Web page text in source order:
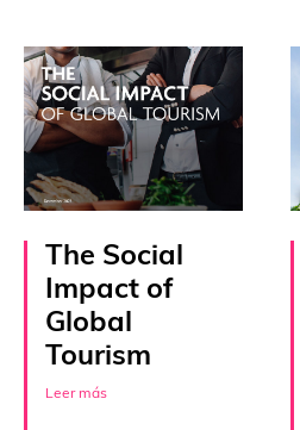
The Social
Impact of
Global
Tourism
Leer más